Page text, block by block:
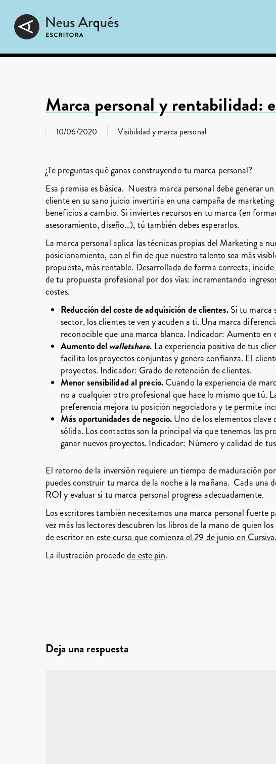
main
content
Marca personal y rentabilidad:
10/06/2020 Visibilidad y marca personal
¿Te preguntas qué ganas construyendo tu marca personal?
Esa premisa es básica. Nuestra marca personal debe generar
cliente en su sano juicio invertiría en una campaña de marketing
beneficios a cambio. Si inviertes recursos en tu marca (en
asesoramiento, diseño…), tú también debes esperarlos.
La marca personal aplica las técnicas propias del Marketing a
posicionamiento, con el fin de que nuestro talento sea más
propuesta, más rentable. Desarrollada de forma correcta,
de tu propuesta profesional por dos vías: incrementando
costes.
Reducción del coste de adquisición de clientes.Si tu marca
sector, los clientes te ven y acuden a ti. Una marca
reconocible que una marca blanca. Indicador: Aumento en
Aumento del walletshare. La experiencia positiva de tus
facilita los proyectos conjuntos y genera confianza. El
proyectos. Indicador: Grado de retención de clientes.
Menor sensibilidad al precio.Cuando la experiencia de
no a cualquier otro profesional que hace lo mismo que tú.
preferencia mejora tu posición negociadora y te permite
Más oportunidades de negocio.Uno de los elementos clave
sólida. Los contactos son la principal vía que tenemos los
ganar nuevos proyectos. Indicador: Número y calidad de
El retorno de la inversión requiere un tiempo de maduración
puedes construir tu marca de la noche a la mañana. Cada una
ROI y evaluar si tu marca personal progresa adecuadamente.
Los escritores también necesitamos una marca personal fuerte
vez más los lectores descubren los libros de la mano de quien
de escritor en este curso que comienza el 29 de junio en Cursiva.
La ilustración procedede este pin.
Deja una respuesta